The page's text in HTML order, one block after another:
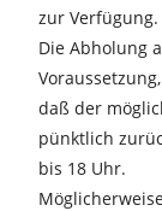
zur Verfügung.
Die Abholung
Voraussetzung,
daß der
pünktlich
bis 18 Uhr.